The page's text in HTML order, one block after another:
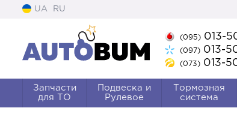
UA RU
(095)013-
(097)013-
(073)013-
Запчасти
для ТО
Подвеска и
Рулевое
Тормозная
система